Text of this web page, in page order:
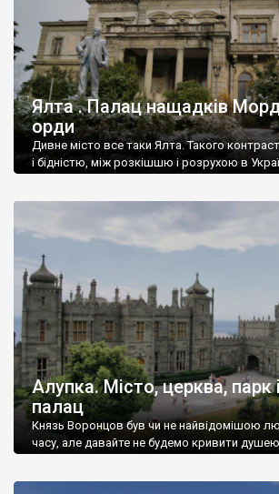
Ялта . Палац нащадків
орди
Дивне місто все таки Ялта. Такого
і бідністю, між розкішшю і розрухою в
Алупка. Місто, церква, парк
палац
Князь Воронцов був чи не найвідомішою
часу, але давайте не будемо кривити